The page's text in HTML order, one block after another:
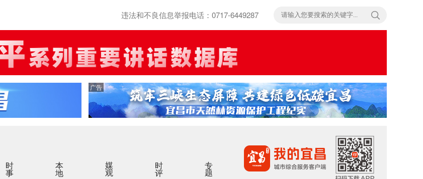
违法和不良信息举报电话：0717-6449287
广告
时事 本地 媒观 时评 专题